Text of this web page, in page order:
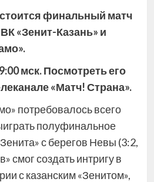
финальный матч
«Зенит-Казань» и
мск. Посмотреть его
«Матч! Страна».
потребовалось всего
полуфинальное
с берегов Невы (3:2,
смог создать интригу в
с казанским «Зенитом»,